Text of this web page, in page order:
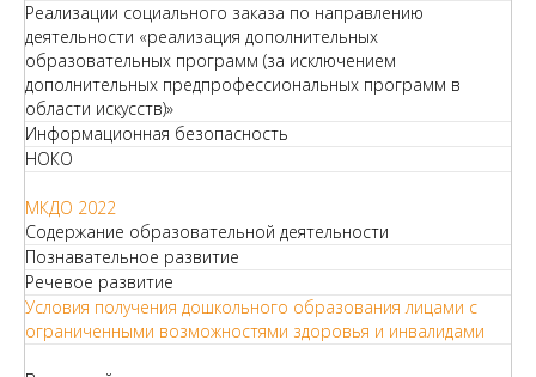
Реализации социального заказа по направлению
деятельности «реализация дополнительных
образовательных программ (за исключением
дополнительных предпрофессиональных программ в
области искусств)»
Информационная безопасность
НОКО
МКДО 2022
Содержание образовательной деятельности
Познавательное развитие
Речевое развитие
Условия получения дошкольного образования лицами с
ограниченными возможностями здоровья и инвалидами